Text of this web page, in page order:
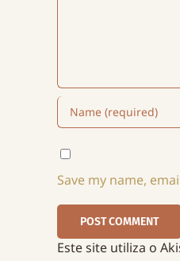
Save my name,
Este site utiliza o